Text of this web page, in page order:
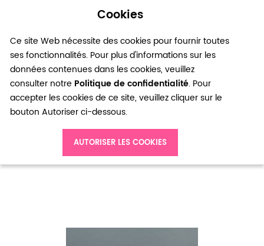
Cookies
Ce site Web nécessite des cookies pour fournir toutes
ses fonctionnalités. Pour plus d'informations sur les
données contenues dans les cookies, veuillez
consulter notre Politique de confidentialité. Pour
accepter les cookies de ce site, veuillez cliquer sur le
bouton Autoriser ci-dessous.
AUTORISER LES COOKIES
0
Connecteur Petite Moustache Bronze vieilli x 12